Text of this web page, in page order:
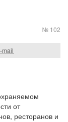
№ 102
mail
от
ресторанов и